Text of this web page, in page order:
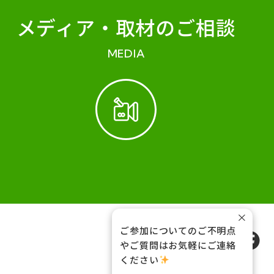
メディア・ 取材のご相談
MEDIA
FOLLOW US
ご参加についてのご不明点
やご質問はお気軽にご連絡
ください
×